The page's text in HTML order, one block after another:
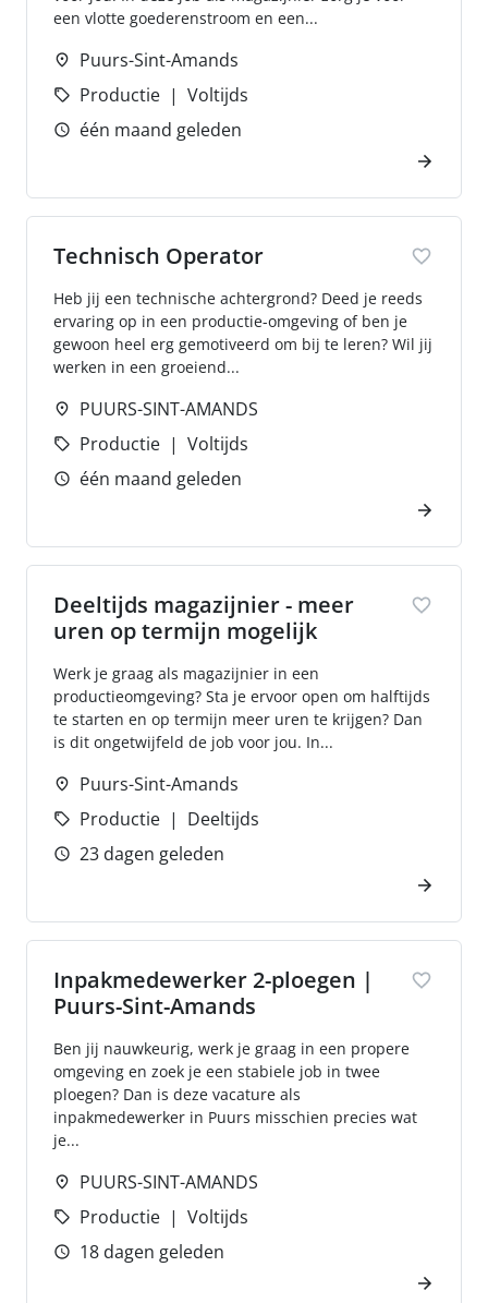
een vlotte goederenstroom en een...
Puurs-Sint-Amands
Productie
Voltijds
één maand geleden
Technisch Operator
Heb jij een technische achtergrond? Deed je reeds
ervaring op in een productie-omgeving of ben je
gewoon heel erg gemotiveerd om bij te leren? Wil jij
werken in een groeiend...
PUURS-SINT-AMANDS
Productie
Voltijds
één maand geleden
Deeltijds magazijnier - meer
uren op termijn mogelijk
Werk je graag als magazijnier in een
productieomgeving? Sta je ervoor open om halftijds
te starten en op termijn meer uren te krijgen? Dan
is dit ongetwijfeld de job voor jou. In...
Puurs-Sint-Amands
Productie
Deeltijds
23 dagen geleden
Inpakmedewerker 2-ploegen |
Puurs-Sint-Amands
Ben jij nauwkeurig, werk je graag in een propere
omgeving en zoek je een stabiele job in twee
ploegen? Dan is deze vacature als
inpakmedewerker in Puurs misschien precies wat
je...
PUURS-SINT-AMANDS
Productie
Voltijds
18 dagen geleden